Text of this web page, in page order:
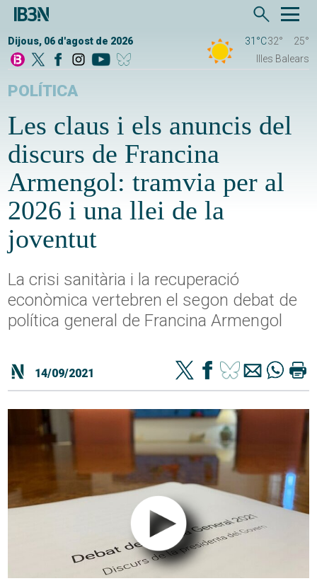
Dijous, 06 d'agost de 2026 31°C32°
25°
Illes Balears
POLÍTICA
Les claus i els anuncis del
discurs de Francina
Armengol: tramvia per al
2026 i una llei de la
joventut
La crisi sanitària i la recuperació
econòmica vertebren el segon debat de
política general de Francina Armengol
14/09/2021